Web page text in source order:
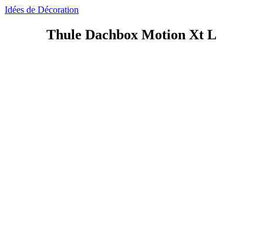
Idées de Décoration
Thule Dachbox Motion Xt L